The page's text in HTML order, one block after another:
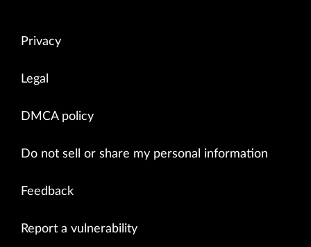
Privacy
Legal
DMCA policy
Do not sell or share my personal information
Feedback
Report a vulnerability